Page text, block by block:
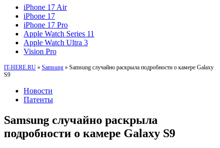
iPhone 17 Air
iPhone 17
iPhone 17 Pro
Apple Watch Series 11
Apple Watch Ultra 3
Vision Pro
IT-HERE.RU » Samsung » Samsung случайно раскрыла подробности о камере Galaxy
S9
Новости
Патенты
Samsung случайно раскрыла
подробности о камере Galaxy S9